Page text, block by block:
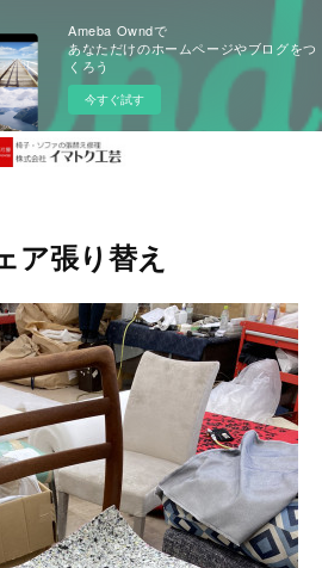
Ameba Owndで
あなただけのホームページやブログをつ
くろう
今すぐ試す
ア張り替え